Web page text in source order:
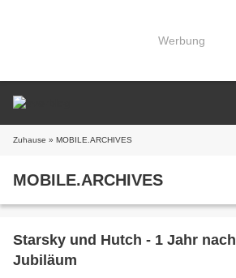
Werbung
Zuhause » MOBILE.ARCHIVES
MOBILE.ARCHIVES
Starsky und Hutch - 1 Jahr
Jubiläum